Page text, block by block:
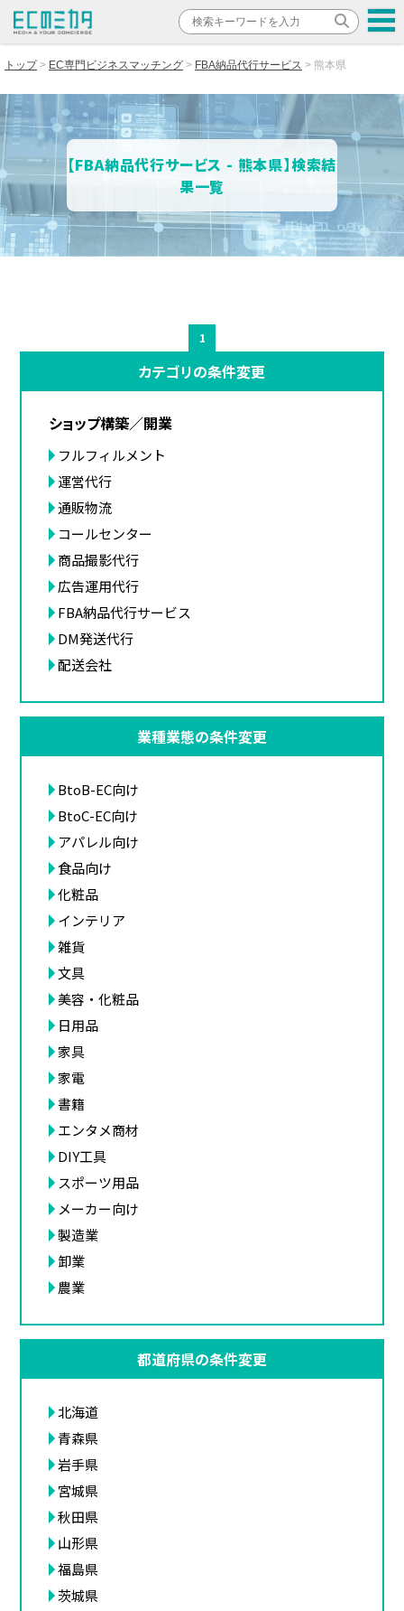
トップ EC専門ビジネスマッチング FBA納品代行サービス 熊本県
【FBA納品代行サービス - 熊本県】検索結
果一覧
1
カテゴリの条件変更
ショップ構築／開業
フルフィルメント
運営代行
通販物流
コールセンター
商品撮影代行
広告運用代行
FBA納品代行サービス
DM発送代行
配送会社
業種業態の条件変更
BtoB-EC向け
BtoC-EC向け
アパレル向け
食品向け
化粧品
インテリア
雑貨
文具
美容・化粧品
日用品
家具
家電
書籍
エンタメ商材
DIY工具
スポーツ用品
メーカー向け
製造業
卸業
農業
都道府県の条件変更
北海道
青森県
岩手県
宮城県
秋田県
山形県
福島県
茨城県